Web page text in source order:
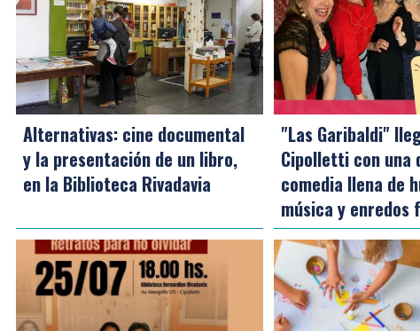
Alternativas: cine documental
y la presentación de un libro,
en la Biblioteca Rivadavia
"Las Garibaldi"
Cipolletti con una
comedia llena de
música y enredos